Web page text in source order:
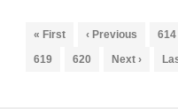
« First ‹ Previous 614
619
620 Next ›